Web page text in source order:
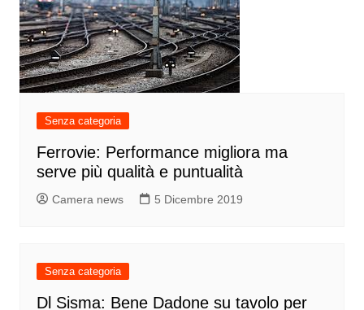
Senza categoria
Ferrovie: Performance migliora ma
serve più qualità e puntualità
Camera news 5 Dicembre 2019
Senza categoria
Dl Sisma: Bene Dadone su tavolo per